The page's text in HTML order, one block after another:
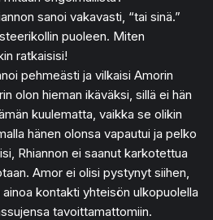
sanoi vakavasti, “tai sinä.”
puoleen. Miten
ratkaisisi!
pehmeästi ja vilkaisi Amorin
olon hieman ikäväksi, sillä ei hän
kuulematta, vaikka se olikin
hänen olonsa vapautui ja pelko
Rhiannon ei saanut karkotettua
Amor ei olisi pystynyt siihen,
kontakti yhteisön ulkopuolella
tavoittamattomiin.